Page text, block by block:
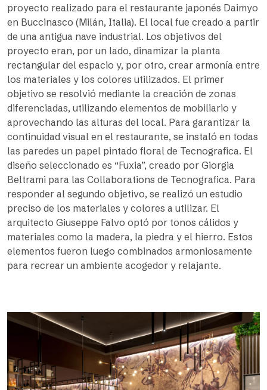
proyecto realizado para el restaurante japonés Daimyo
en Buccinasco (Milán, Italia). El local fue creado a partir
de una antigua nave industrial. Los objetivos del
proyecto eran, por un lado, dinamizar la planta
rectangular del espacio y, por otro, crear armonía entre
los materiales y los colores utilizados. El primer
objetivo se resolvió mediante la creación de zonas
diferenciadas, utilizando elementos de mobiliario y
aprovechando las alturas del local. Para garantizar la
continuidad visual en el restaurante, se instaló en todas
las paredes un papel pintado floral de Tecnografica. El
diseño seleccionado es “Fuxia”, creado por Giorgia
Beltrami para las Collaborations de Tecnografica. Para
responder al segundo objetivo, se realizó un estudio
preciso de los materiales y colores a utilizar. El
arquitecto Giuseppe Falvo optó por tonos cálidos y
materiales como la madera, la piedra y el hierro. Estos
elementos fueron luego combinados armoniosamente
para recrear un ambiente acogedor y relajante.